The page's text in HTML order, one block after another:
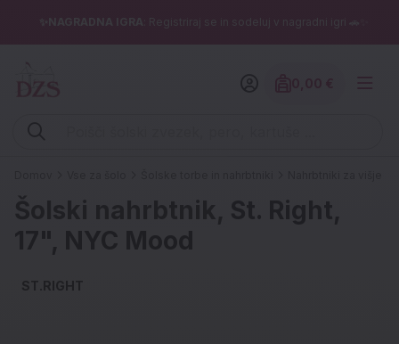
✨NAGRADNA IGRA : Registriraj se in sodeluj v nagradni igri 🚗✨
Vpišite iskalni niz (šolski zvezek, pero, kartuše ...)
Znesek
Šolski nahrbtnik, St. Right,
17", NYC Mood
ST.RIGHT